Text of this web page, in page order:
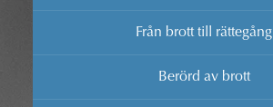
Från brott till rättegång
Berörd av brott